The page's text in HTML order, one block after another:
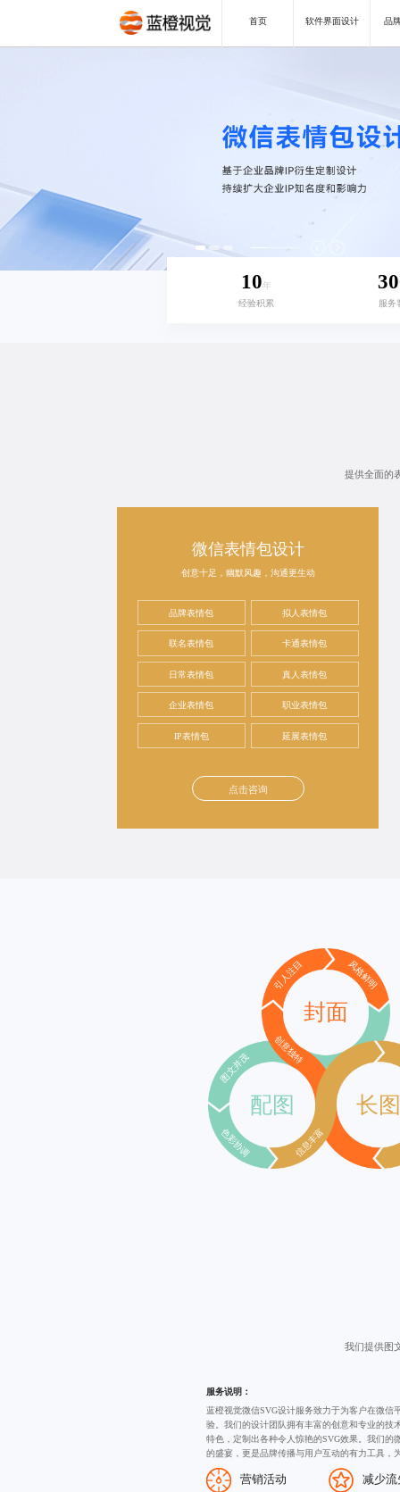
首页 软件界面设计 品
10年
经验积累
服务
提供全面的
微信表情包设计
创意十足，幽默风趣，沟通更生动
品牌表情包 拟人表情包
联名表情包 卡通表情包
日常表情包 真人表情包
企业表情包 职业表情包
IP表情包 延展表情包
点击咨询
封面
引人注目 风格鲜明
创意独特
配图
图文并茂
色彩协调 信息丰富
长
我们提供图
服务说明：
蓝橙视觉微信SVG设计服务致力于为客户在微信
验。我们的设计团队拥有丰富的创意和专业的技
特色，定制出各种令人惊艳的SVG效果。我们的
的盛宴，更是品牌传播与用户互动的有力工具，
营销活动 减少流